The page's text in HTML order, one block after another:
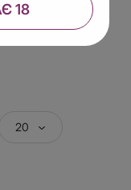
20
18